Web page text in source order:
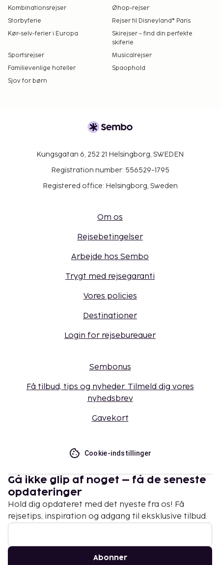
Kombinationsrejser
Øhop-rejser
Storbyferie
Rejser til Disneyland® Paris
Kør-selv-ferier i Europa
Skirejser – find din perfekte
skiferie
Sportsrejser
Musicalrejser
Familievenlige hoteller
Spaophold
Sjov for børn
Kungsgatan 6, 252 21 Helsingborg, SWEDEN
Registration number: 556529-1795
Registered office: Helsingborg, Sweden
Om os
Rejsebetingelser
Arbejde hos Sembo
Trygt med rejsegaranti
Vores policies
Destinationer
Login for rejsebureauer
Sembonus
Få tilbud, tips og nyheder. Tilmeld dig vores
nyhedsbrev
Gavekort
Cookie-indstillinger
Gå ikke glip af noget – få de seneste
opdateringer
Hold dig opdateret med det nyeste fra os! Få
rejsetips, inspiration og adgang til eksklusive tilbud.
Abonner